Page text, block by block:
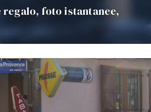
foto istantanee,